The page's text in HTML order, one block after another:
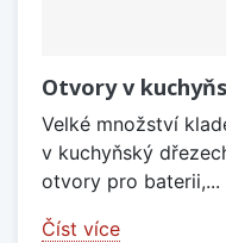
Otvory v
Velké množství
v kuchyňský
otvory pro baterii,...
Číst více